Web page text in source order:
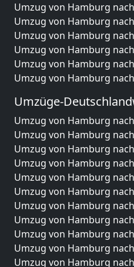
Umzug von Hamburg
Umzug von Hamburg
Umzug von Hamburg
Umzug von Hamburg
Umzug von Hamburg
Umzug von Hamburg
Umzüge-
Umzug von Hamburg
Umzug von Hamburg
Umzug von Hamburg
Umzug von Hamburg
Umzug von Hamburg
Umzug von Hamburg
Umzug von Hamburg
Umzug von Hamburg
Umzug von Hamburg
Umzug von Hamburg
Umzug von Hamburg